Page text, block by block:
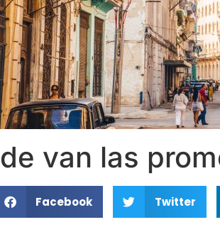
van las
Facebook Twitter